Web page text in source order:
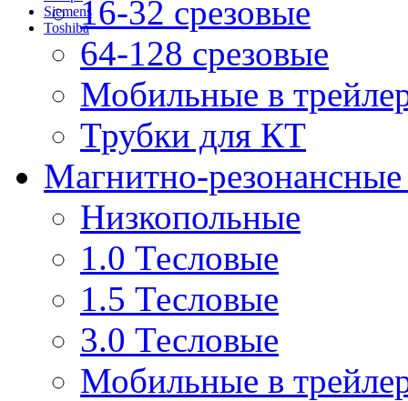
Siemens
Toshiba16-32 срезовые
64-128 срезовые
Мобильные в
Трубки для КТ
Магнитно-
Низкопольные
1.0 Тесловые
1.5 Тесловые
3.0 Тесловые
Мобильные в